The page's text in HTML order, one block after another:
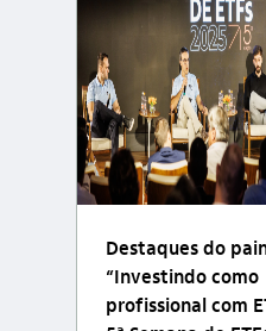
Destaques do
“Investindo como
profissional com